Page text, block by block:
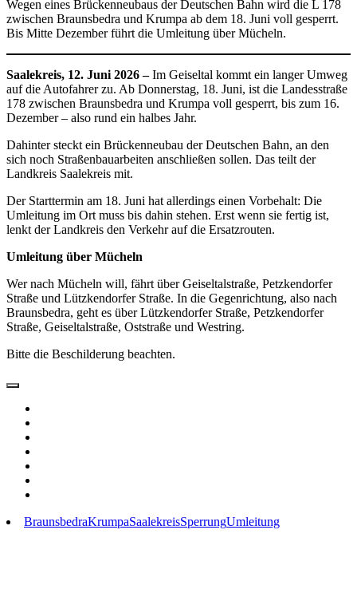
Wegen eines Brückenneubaus der Deutschen Bahn wird die L 178
zwischen Braunsbedra und Krumpa ab dem 18. Juni voll gesperrt.
Bis Mitte Dezember führt die Umleitung über Mücheln.
Saalekreis, 12. Juni 2026 –Im Geiseltal kommt ein langer Umweg
auf die Autofahrer zu. Ab Donnerstag, 18. Juni, ist die Landesstraße
178 zwischen Braunsbedra und Krumpa voll gesperrt, bis zum 16.
Dezember – also rund ein halbes Jahr.
Dahinter steckt ein Brückenneubau der Deutschen Bahn, an den
sich noch Straßenbauarbeiten anschließen sollen. Das teilt der
Landkreis Saalekreis mit.
Der Starttermin am 18. Juni hat allerdings einen Vorbehalt: Die
Umleitung im Ort muss bis dahin stehen. Erst wenn sie fertig ist,
lenkt der Landkreis den Verkehr auf die Ersatzrouten.
Umleitung über Mücheln
Wer nach Mücheln will, fährt über Geiseltalstraße, Petzkendorfer
Straße und Lützkendorfer Straße. In die Gegenrichtung, also nach
Braunsbedra, geht es über Lützkendorfer Straße, Petzkendorfer
Straße, Geiseltalstraße, Oststraße und Westring.
Bitte die Beschilderung beachten.
BraunsbedraKrumpaSaalekreisSperrungUmleitung